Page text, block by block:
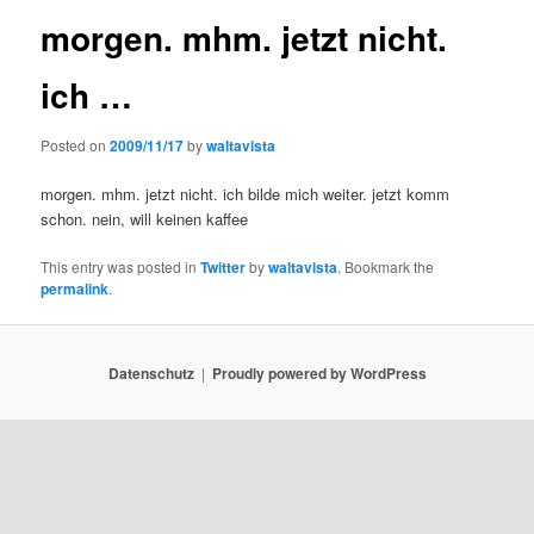
morgen. mhm. jetzt nicht.
ich …
Posted on2009/11/17bywaltavista
morgen. mhm. jetzt nicht. ich bilde mich weiter. jetzt komm
schon. nein, will keinen kaffee
This entry was posted inTwitterbywaltavista. Bookmark the
permalink.
Datenschutz Proudly powered by WordPress